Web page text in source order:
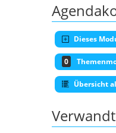
Dieses
0
Übersicht